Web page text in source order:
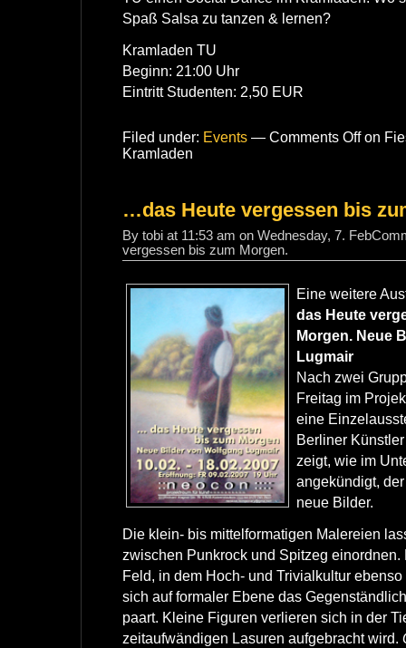
Spaß Salsa zu tanzen & lernen?
Kramladen TU
Beginn: 21:00 Uhr
Eintritt Studenten: 2,50 EUR
Filed under: Events — Comments Offon
Kramladen
…das Heute vergessen bis
By tobi at 11:53 am on Wednesday, 7. Feb
vergessen bis zum Morgen.
Eine weitere
das Heute
Morgen. Neue
Lugmair
Nach zwei
Freitag im
eine
Berliner
zeigt, wie im
angekündigt,
neue Bilder.
Die klein- bis mittelformatigen Malereien
zwischen Punkrock und Spitzeg
Feld, in dem Hoch- und Trivialkultur
sich auf formaler Ebene das
paart. Kleine Figuren verlieren sich in der
zeitaufwändigen Lasuren aufgebracht wird.